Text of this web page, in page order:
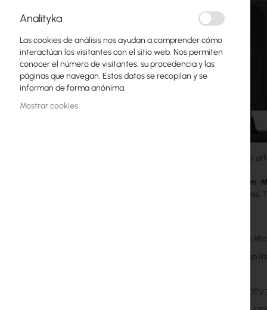
Licencias MikroTik
Monitoreo, Smart Home IoT
Dispositivos WiFi para Exterior
imágenes
AirCam Mini
AirCam
effectiveness.
Built-in
Desktop
1MP/
Analityka
Las cookies de análisis nos ayudan a comprender cómo
interactúan los visitantes con el sitio web. Nos permiten
conocer el número de visitantes, su procedencia y las
páginas que navegan. Estos datos se recopilan y se
informan de forma anónima.
Mostrar cookies